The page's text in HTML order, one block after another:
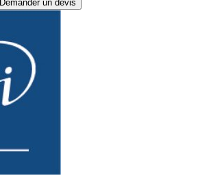
Demander un devis